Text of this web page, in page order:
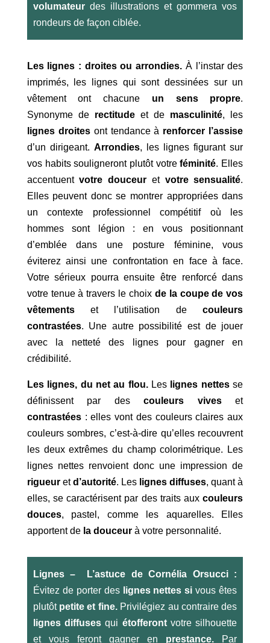
volumateur des illustrations et gommera vos
rondeurs de façon ciblée.
Les lignes : droites ou arrondies. À l’instar des
imprimés, les lignes qui sont dessinées sur un
vêtement ont chacune un sens propre.
Synonyme de rectitudeet de masculinité, les
lignes droitesont tendance à renforcer l’assise
d’un dirigeant. Arrondies, les lignes figurant sur
vos habits souligneront plutôt votreféminité. Elles
accentuentvotre douceur et votre sensualité.
Elles peuvent donc se montrer appropriées dans
un contexte professionnel compétitif où les
hommes sont légion : en vous positionnant
d’emblée dans une posture féminine, vous
éviterez ainsi une confrontation en face à face.
Votre sérieux pourra ensuite être renforcé dans
votre tenue à travers le choix de la coupe de vos
vêtementset l’utilisation decouleurs
contrastées. Une autre possibilité est de jouer
avec la netteté des lignes pour gagner en
crédibilité.
Les lignes, du net au flou.Les lignes nettesse
définissent par descouleurs viveset
contrastées: elles vont des couleurs claires aux
couleurs sombres, c’est-à-dire qu’elles recouvrent
les deux extrêmes du champ colorimétrique. Les
lignes nettes renvoient donc une impression de
rigueuretd’autorité. Les lignes diffuses, quant à
elles, se caractérisent par des traits auxcouleurs
douces, pastel, comme les aquarelles. Elles
apportent de la douceurà votre personnalité.
Lignes – L’astuce de Cornélia Orsucci :
Évitez de porter des lignes nettes sivous êtes
plutôt petite et fine. Privilégiez au contraire des
lignes diffusesqui étofferont votre silhouette
et vous feront gagner en prestance. Par